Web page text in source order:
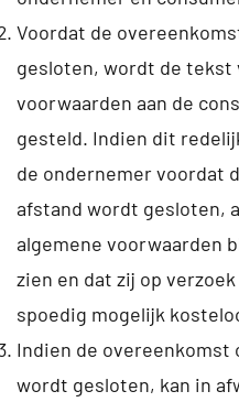
Voordat de
gesloten, wordt de tekst
voorwaarden aan de
gesteld. Indien dit
de ondernemer voordat
afstand wordt gesloten,
algemene voorwaarden
zien en dat zij op
spoedig mogelijk
Indien de
wordt gesloten, kan in